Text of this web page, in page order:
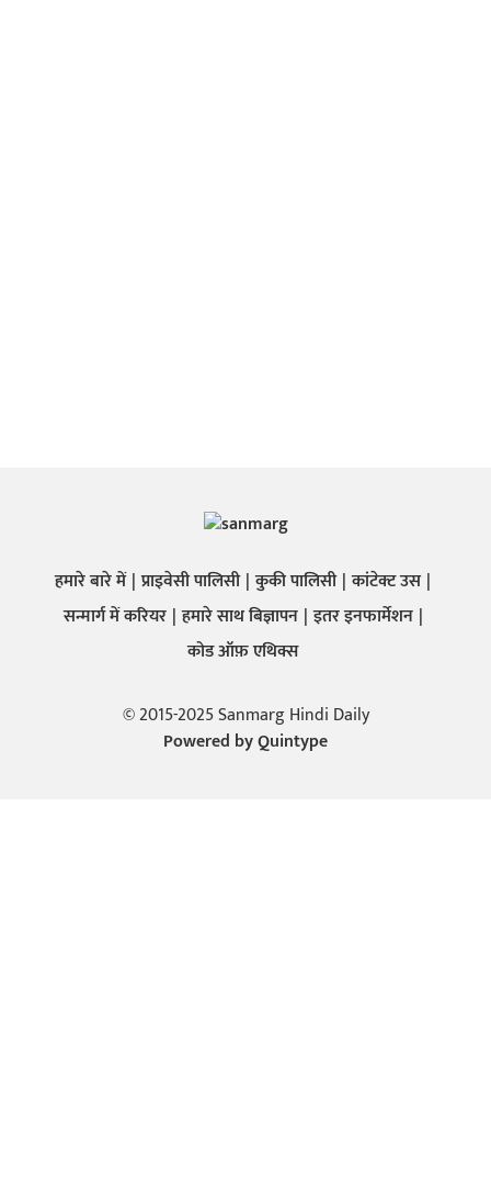
हमारे बारे में प्राइवेसी पालिसी कुकी पालिसी कांटेक्ट उस
सन्मार्ग में करियर हमारे साथ बिज्ञापन इतर इनफार्मेशन
कोड ऑफ़ एथिक्स
© 2015-2025 Sanmarg Hindi Daily
Powered byQuintype